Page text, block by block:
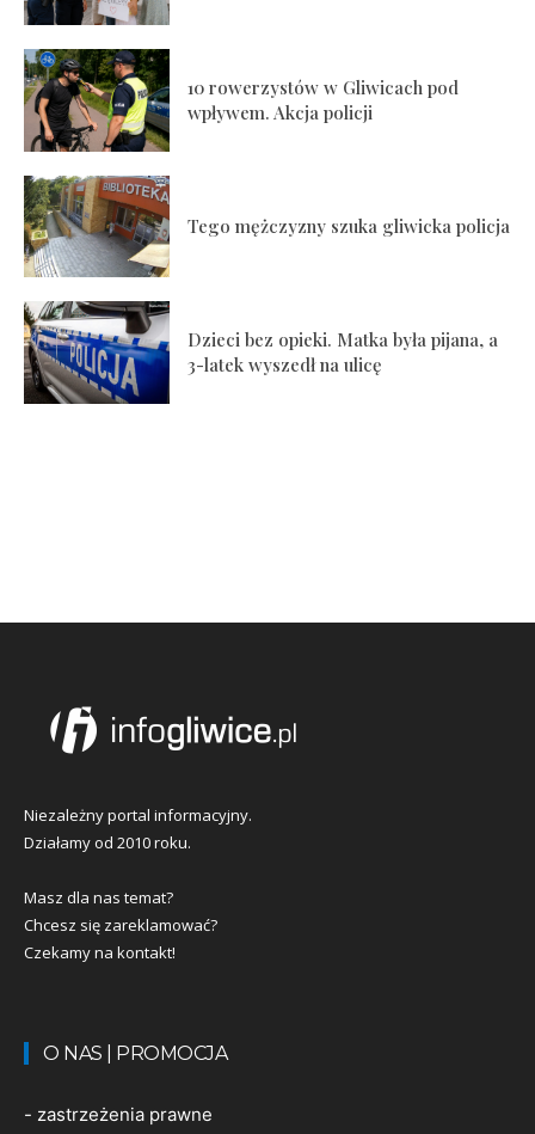
10 rowerzystów w Gliwicach pod
wpływem. Akcja policji
Tego mężczyzny szuka gliwicka policja
Dzieci bez opieki. Matka była pijana, a
3-latek wyszedł na ulicę
Niezależny portal informacyjny.
Działamy od 2010 roku.
Masz dla nas temat?
Chcesz się zareklamować?
Czekamy na kontakt!
O NAS | PROMOCJA
- zastrzeżenia prawne